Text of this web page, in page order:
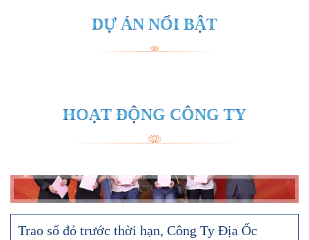
DỰ ÁN NỔI BẬT
HOẠT ĐỘNG CÔNG TY
Trao sổ đỏ trước thời hạn, Công Ty Địa Ốc